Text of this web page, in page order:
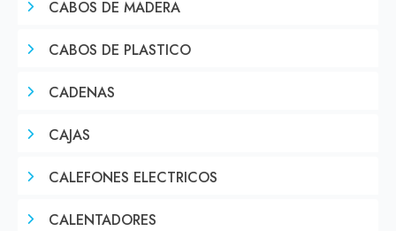
CABOS DE MADERA
CABOS DE PLASTICO
CADENAS
CAJAS
CALEFONES ELECTRICOS
CALENTADORES